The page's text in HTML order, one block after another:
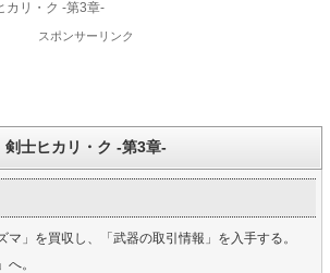
カリ・ク -第3章-
スポンサーリンク
剣士ヒカリ・ク -第3章-
マ」を買収し、「武器の取引情報」を入手する。
」へ。